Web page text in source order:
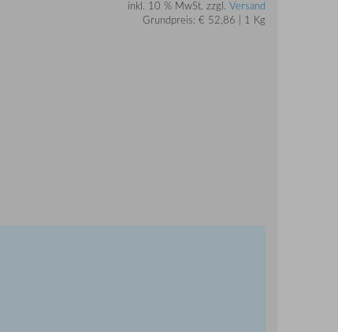
inkl. 10 % MwSt. zzgl. Versand
Grundpreis: € 52,86 | 1 Kg